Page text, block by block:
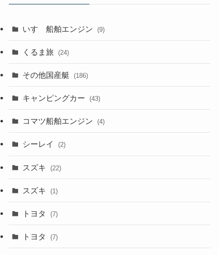
いすゞ船舶エンジン (9)
くるま旅 (24)
その他国産艇 (186)
キャンピングカー (43)
コマツ船舶エンジン (4)
シーレイ (2)
スズキ (22)
スズキ (1)
トヨタ (7)
トヨタ (7)